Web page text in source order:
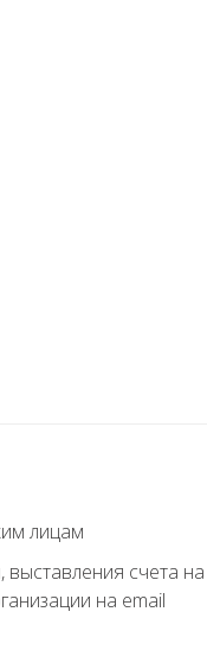
лицам
выставления счета на
на email